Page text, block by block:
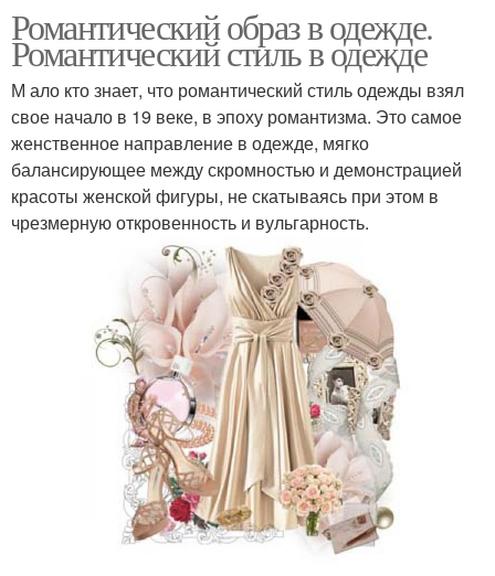
Романтический образ в одежде.
Романтический стиль в одежде
М ало кто знает, что романтический стиль одежды взял
свое начало в 19 веке, в эпоху романтизма. Это самое
женственное направление в одежде, мягко
балансирующее между скромностью и демонстрацией
красоты женской фигуры, не скатываясь при этом в
чрезмерную откровенность и вульгарность.